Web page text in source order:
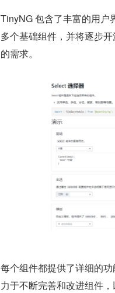
TinyNG 包含了丰富的用户
多个基础组件，并将逐步
的需求。
每个组件都提供了详细的
力于不断完善和改进组件，